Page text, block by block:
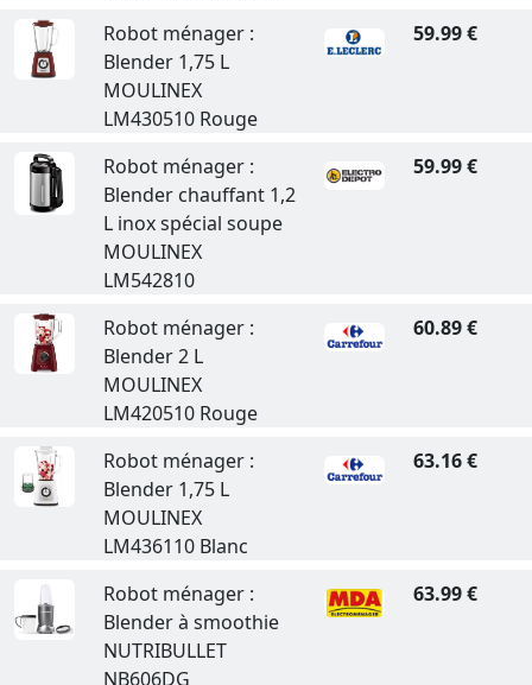
Robot ménager :
Blender 1,75 L
MOULINEX
LM430510 Rouge
59.99 €
Robot ménager :
Blender chauffant 1,2
L inox spécial soupe
MOULINEX
LM542810
59.99 €
Robot ménager :
Blender 2 L
MOULINEX
LM420510 Rouge
60.89 €
Robot ménager :
Blender 1,75 L
MOULINEX
LM436110 Blanc
63.16 €
Robot ménager :
Blender à smoothie
NUTRIBULLET
NB606DG
63.99 €